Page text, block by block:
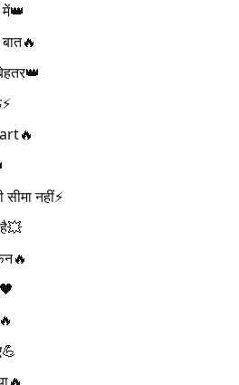
में👑
नहीं⚡